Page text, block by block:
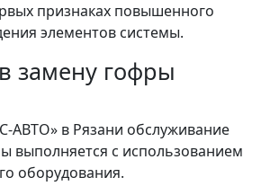
признаках повышенного
элементов системы.
замену гофры
АВТО» в Рязани обслуживание
выполняется с использованием
оборудования.